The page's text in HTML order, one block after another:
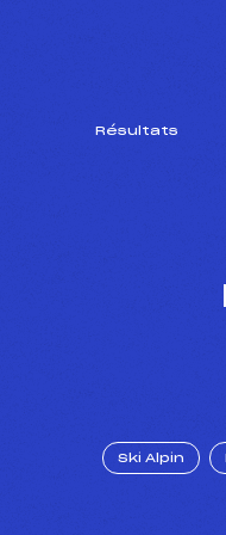
Résultats
Ski Alpin